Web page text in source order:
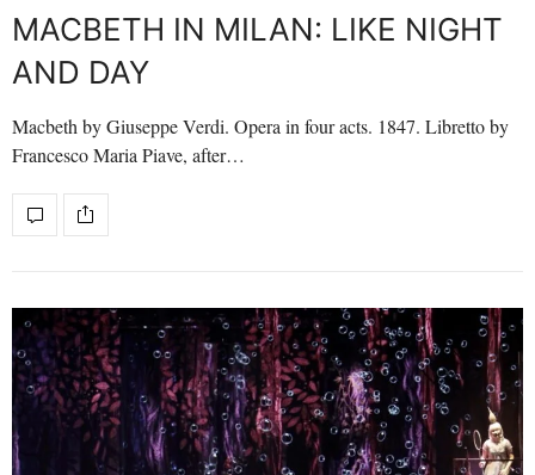
MACBETH IN MILAN: LIKE NIGHT
AND DAY
Macbeth by Giuseppe Verdi. Opera in four acts. 1847. Libretto by
Francesco Maria Piave, after…